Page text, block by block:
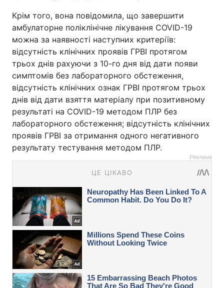
Крім того, вона повідомила, що завершити
амбулаторне поліклінічне лікування COVID-19
можна за наявності наступних критеріїв:
відсутність клінічних проявів ГРВІ протягом
трьох днів рахуючи з 10-го дня від дати появи
симптомів без лабораторного обстеження,
відсутність клінічних ознак ГРВІ протягом трьох
днів від дати взяття матеріалу при позитивному
результаті на COVID-19 методом ПЛР без
лабораторного обстеження; відсутність клінічних
проявів ГРВІ за отримання одного негативного
результату тестування методом ПЛР.
Реклама